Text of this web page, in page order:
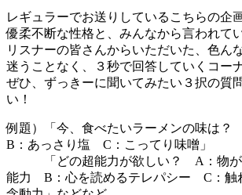
レギュラーでお送りしているこちらの企画
優柔不断な性格と、みんなから言われて
リスナーの皆さんからいただいた、色ん
迷うことなく、３秒で回答していくコー
ぜひ、ずっきーに聞いてみたい３択の質
い！
例題）「今、食べたいラーメンの味は
B：あっさり塩 C：こってり味噌」
「どの超能力が欲しい？ A：物が
能力 B：心を読めるテレパシー C：触